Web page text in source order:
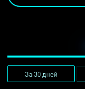
За 30 дней